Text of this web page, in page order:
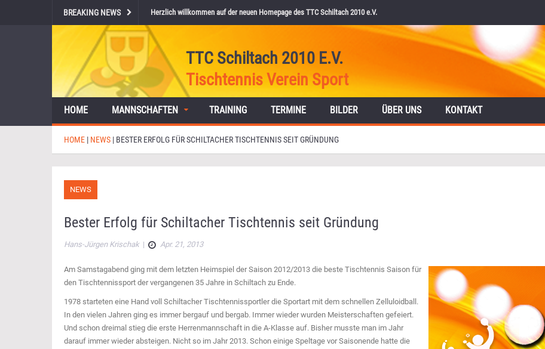
BREAKING NEWS Herzlich willkommen auf der neuen Homepage des TTC Schiltach 2010 e.V.
TTC Schiltach 2010 E.V.
Tischtennis Verein Sport
HOME MANNSCHAFTEN TRAINING TERMINE BILDER ÜBER UNS KONTAKT
HOME | NEWS | BESTER ERFOLG FÜR SCHILTACHER TISCHTENNIS SEIT GRÜNDUNG
NEWS
Bester Erfolg für Schiltacher Tischtennis seit Gründung
Hans-Jürgen Krischak| Apr. 21, 2013
Am Samstagabend ging mit dem letzten Heimspiel der Saison 2012/2013 die beste Tischtennis Saison für
den Tischtennissport der vergangenen 35 Jahre in Schiltach zu Ende.
1978 starteten eine Hand voll Schiltacher Tischtennissportler die Sportart mit dem schnellen Zelluloidball.
In den vielen Jahren ging es immer bergauf und bergab. Immer wieder wurden Meisterschaften gefeiert.
Und schon dreimal stieg die erste Herrenmannschaft in die A-Klasse auf. Bisher musste man im Jahr
darauf immer wieder absteigen. Nicht so im Jahr 2013. Schon einige Speltage vor Saisonende hatte die